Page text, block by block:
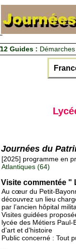
12 Guides :
Journées du
[2025] programme en
Atlantiques (64)
Visite commentée "
Au cœur du Petit-
découvrez un lieu
par l’ancien hôpital
Visites guidées
lycée des Métiers
d’art et d’histoire
Public concerné : Tout